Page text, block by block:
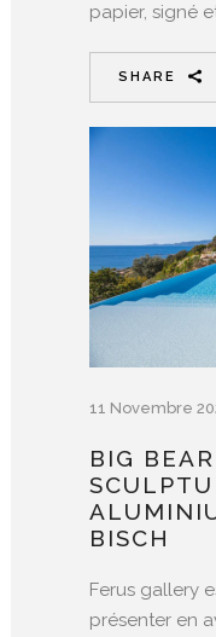
papier, signé
SHARE
11 Novembre
BIG
BISCH
Ferus gallery
présenter en